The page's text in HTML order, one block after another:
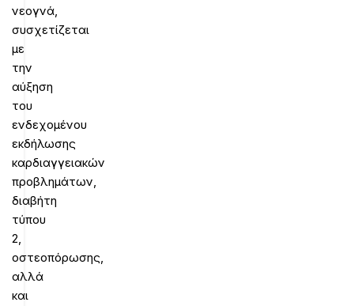
νεογνά,
συσχετίζεται
με
την
αύξηση
του
ενδεχομένου
εκδήλωσης
καρδιαγγειακών
προβλημάτων,
διαβήτη
τύπου
2,
οστεοπόρωσης,
αλλά
και